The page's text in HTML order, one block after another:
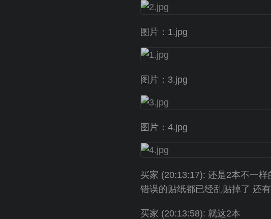
图片：1.jpg
图片：3.jpg
图片：4.jpg
买家 (20:13:17): 还是2本不一
错误的贴纸都已经乱贴掉了 还
买家 (20:13:58): 就这2本